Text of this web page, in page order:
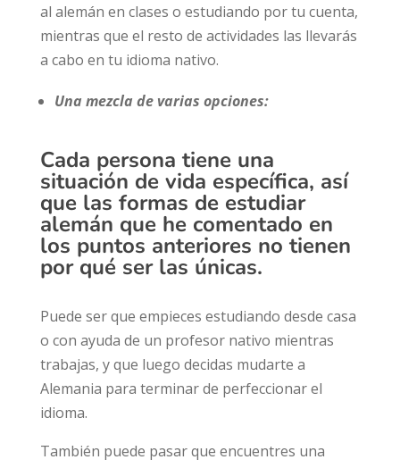
al alemán en clases o estudiando por tu cuenta,
mientras que el resto de actividades las llevarás
a cabo en tu idioma nativo.
Una mezcla de varias opciones:
Cada persona tiene una
situación de vida específica, así
que las formas de estudiar
alemán que he comentado en
los puntos anteriores no tienen
por qué ser las únicas.
Puede ser que empieces estudiando desde casa
o con ayuda de un profesor nativo mientras
trabajas, y que luego decidas mudarte a
Alemania para terminar de perfeccionar el
idioma.
También puede pasar que encuentres una